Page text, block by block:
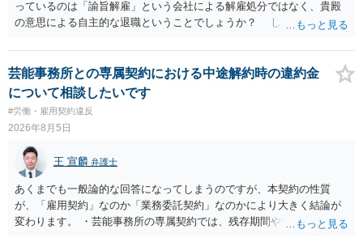
っているのは「諭旨解雇」という会社による解雇処分ではなく、貴殿
の意思による自主的な退職ということでしょうか？ しかし、記載さ
す。 その場合、解雇には客観的で合理的な理由が必要であり、かつ
解雇という処分が社会通念上相当と認められない限り、解雇は無効で
す。 結局、貴殿のネット炎上の内容や原因、勤務先に与えた影響な
どを具体的に検討しなければ、何とも申し上げることができません。
また、育児休業法関係の問題もあるかもしれません。 ある程度労働
法に関する専門的な知識が必要な事案ですので、一度、お近くの弁護
士にご相談下さい。
芸能事務所との専属契約における中途解約時の違約金
について相談したいです
#労働・雇用契約違反
2026年8月5日
王 宣麟 弁護士
あくまでも一般論的な回答になってしまうのですが、本契約の性質
が、「雇用契約」なのか「業務委託契約」なのかにより大きく結論が
変わります。 ・芸能事務所の専属契約では、残存期間や報酬額、投下